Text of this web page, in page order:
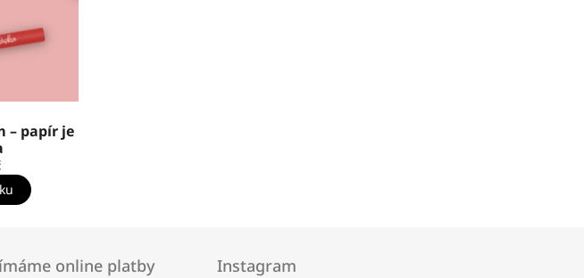
– papír je
online platby Instagram